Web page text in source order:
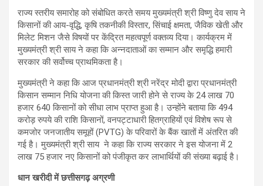
राज्य स्तरीय समारोह को संबोधित करते समय मुख्यमंत्री श्री विष्णु देव साय ने
किसानों की आय-वृद्धि, कृषि तकनीकी विस्तार, सिंचाई क्षमता, जैविक खेती और
मिलेट मिशन जैसे विषयों पर केंद्रित महत्वपूर्ण वक्तव्य दिया। कार्यक्रम में
मुख्यमंत्री श्री साय ने कहा कि अन्नदाताओं का सम्मान और समृद्धि हमारी
सरकार की सर्वोच्च प्राथमिकता है।
मुख्यमंत्री ने कहा कि आज प्रधानमंत्री श्री नरेंद्र मोदी द्वारा प्रधानमंत्री
किसान सम्मान निधि योजना की किस्त जारी होने से राज्य के 24 लाख 70
हजार 640 किसानों को सीधा लाभ प्राप्त हुआ है। उन्होंने बताया कि 494
करोड़ रुपये की राशि किसानों, वनपट्टाधारी हितग्राहियों एवं विशेष रूप से
कमजोर जनजातीय समूहों (PVTG) के परिवारों के बैंक खातों में अंतरित की
गई है। मुख्यमंत्री श्री साय ने कहा कि राज्य सरकार ने इस योजना में 2
लाख 75 हजार नए किसानों को पंजीकृत कर लाभार्थियों की संख्या बढ़ाई है।
धान खरीदी में छत्तीसगढ़ अग्रणी